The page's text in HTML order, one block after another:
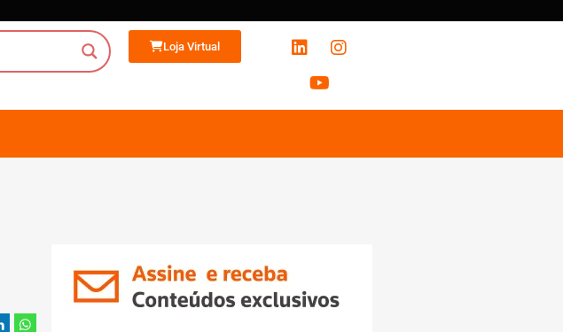
Loja Virtual